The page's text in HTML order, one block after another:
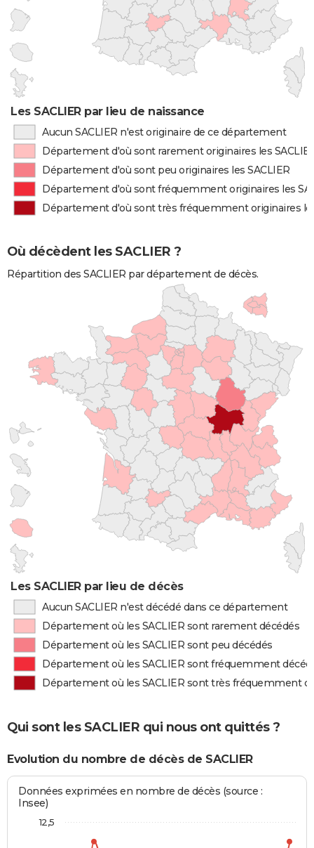
Les SACLIER par lieu de naissance
Aucun SACLIER n'est originaire de ce département
Département d'où sont rarement originaires les
Département d'où sont peu originaires les SACLIER
Département d'où sont fréquemment originaires les
Département d'où sont très fréquemment originaires
Où décèdent les SACLIER ?
Répartition des SACLIER par département de décès.
Les SACLIER par lieu de décès
Aucun SACLIER n'est décédé dans ce département
Département où les SACLIER sont rarement décédés
Département où les SACLIER sont peu décédés
Département où les SACLIER sont fréquemment
Département où les SACLIER sont très fréquemment
Qui sont les SACLIER qui nous ont quittés ?
Evolution du nombre de décès de SACLIER
Données exprimées en nombre de décès (source :
Insee)
12,5